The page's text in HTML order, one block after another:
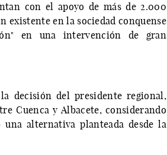
con el apoyo de más de 2.000
existente en la sociedad conquense
en una intervención de gran
decisión del presidente regional,
Cuenca y Albacete, considerando
alternativa planteada desde la